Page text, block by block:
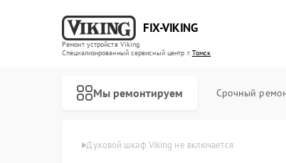
FIX-VIKING
Ремонт устройств Viking
Специализированный cервисный центр г.Томск
Мы ремонтируем Срочный
Viking в Томске Духовой шкаф Viking не включается